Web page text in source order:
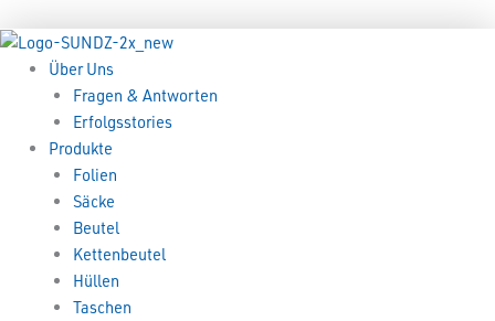
Inhalt
springenÜber Uns
Fragen & Antworten
Erfolgsstories
Produkte
Folien
Säcke
Beutel
Kettenbeutel
Hüllen
Taschen